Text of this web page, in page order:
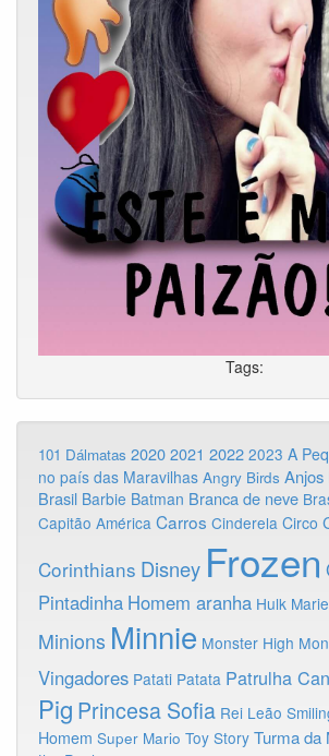
Tags:
101 Dálmatas 2020 2021 2022 2023 A
no país das Maravilhas Angry Birds Anjos
Brasil Barbie Batman Branca de neve
Capitão América Carros Cinderela Circo
Corinthians Disney Frozen
Pintadinha Homem aranha Hulk Marie
Minions Minnie Monster High
Vingadores Patati Patata Patrulha
Pig Princesa Sofia Rei Leão
Homem Super Mario Toy Story Turma da